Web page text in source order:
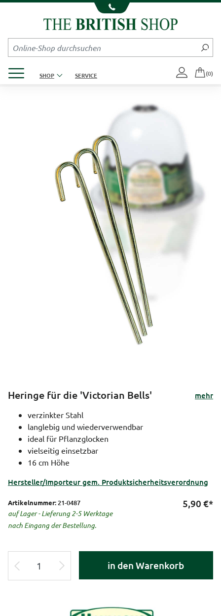
Kompletten Head der Seite überspringen
SHOP SERVICE (0)
Heringe für die 'Victorian Bells'
mehr
verzinkter Stahl
langlebig und wiederverwendbar
ideal für Pflanzglocken
vielseitig einsetzbar
16 cm Höhe
Hersteller/Importeur gem. Produktsicherheitsverordnung
Artikelnummer: 21-0487
auf Lager - Lieferung 2-5 Werktage
nach Eingang der Bestellung.
5,90 €*
in den Warenkorb